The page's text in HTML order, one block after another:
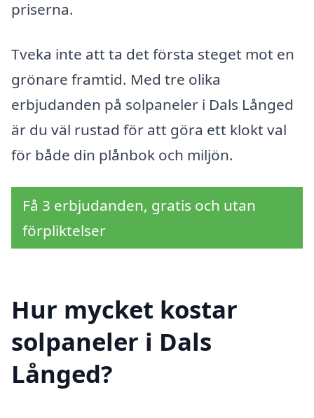
priserna.
Tveka inte att ta det första steget mot en
grönare framtid. Med tre olika
erbjudanden på solpaneler i Dals Långed
är du väl rustad för att göra ett klokt val
för både din plånbok och miljön.
Få 3 erbjudanden, gratis och utan
förpliktelser
Hur mycket kostar
solpaneler i Dals
Långed?